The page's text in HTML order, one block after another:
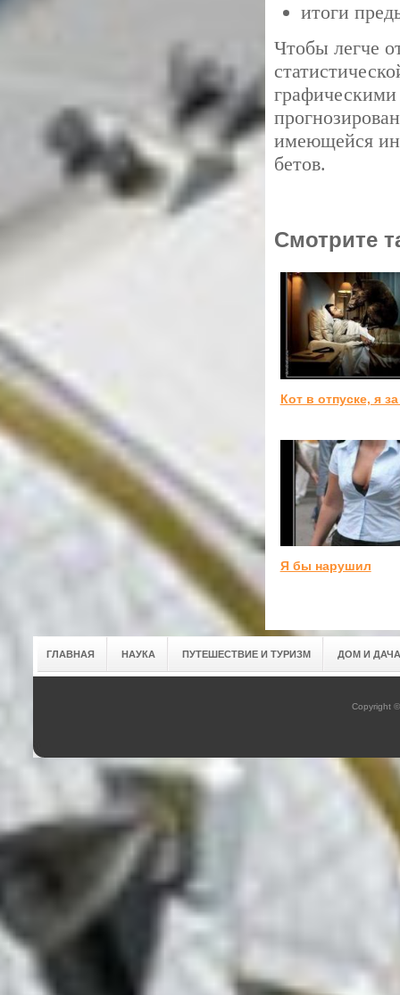
итоги
Чтобы легче
имеющейся
бетов.
Смотрите
Кот в отпуске, я
Я бы нарушил
ГЛАВНАЯ НАУКА ПУТЕШЕСТВИЕ И ТУРИЗМ ДОМ И ДАЧА
Copyright